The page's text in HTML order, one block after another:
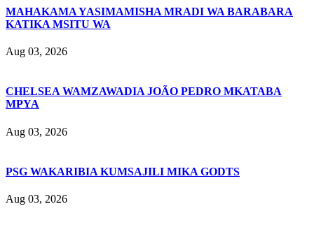
MAHAKAMA YASIMAMISHA MRADI WA BARABARA
KATIKA MSITU WA
Aug 03, 2026
CHELSEA WAMZAWADIA JOÃO PEDRO MKATABA
MPYA
Aug 03, 2026
PSG WAKARIBIA KUMSAJILI MIKA GODTS
Aug 03, 2026